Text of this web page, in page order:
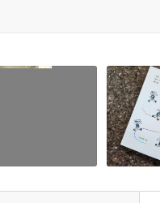
기까지 몇 달간 그보다 짧
말이다.
달렸다. 쉽다고 생각하
구나 틀을 깨고 나올 수 있